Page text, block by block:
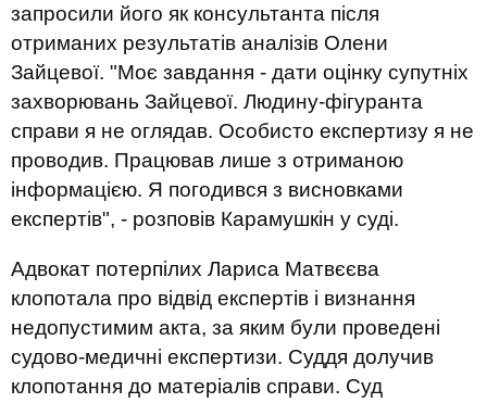
запросили його як консультанта після
отриманих результатів аналізів Олени
Зайцевої. "Моє завдання - дати оцінку супутніх
захворювань Зайцевої. Людину-фігуранта
справи я не оглядав. Особисто експертизу я не
проводив. Працював лише з отриманою
інформацією. Я погодився з висновками
експертів", - розповів Карамушкін у суді.
Адвокат потерпілих Лариса Матвєєва
клопотала про відвід експертів і визнання
недопустимим акта, за яким були проведені
судово-медичні експертизи. Суддя долучив
клопотання до матеріалів справи. Суд